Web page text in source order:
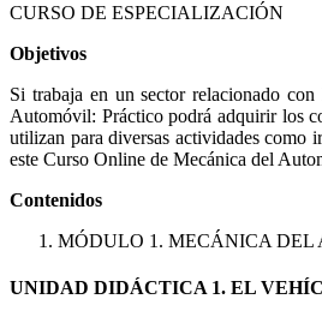
CURSO DE ESPECIALIZACIÓN
Objetivos
Si trabaja en un sector relacionado
Automóvil: Práctico podrá adquirir los
utilizan para diversas actividades como
este Curso Online de Mecánica del
Contenidos
MÓDULO 1. MECÁNICA DEL
UNIDAD DIDÁCTICA 1. EL